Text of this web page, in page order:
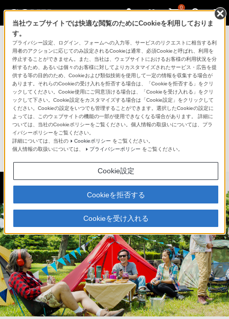
0
月刊大人のソニーについて
当記事は2015年4月～2016年3月にご紹介したものです。商品がすでに生産完
'15 Vol.7
当社ウェブサイトでは快適な閲覧のためにCookieを利用しておりま
す。
プライバシー設定、ログイン、フォームへの入力等、サービスのリクエストに相当する利
用者のアクションに応じてのみ設定されるCookieは通常、必須Cookieと呼ばれ、利用を
停止することができません。また、当社は、ウェブサイトにおけるお客様の利用状況を分
析するため、あるいは個々のお客様に対してよりカスタマイズされたサービス・広告を提
供する等の目的のため、Cookieおよび類似技術を使用して一定の情報を収集する場合が
あります。それらのCookieの受け入れを拒否する場合は、「Cookieを拒否する」をクリ
ックしてください。Cookie使用にご同意頂ける場合は、「Cookieを受け入れる」をクリ
ックして下さい。Cookie設定をカスタマイズする場合は「Cookie設定」をクリックして
ください。Cookieの設定をいつでも管理することができます。選択したCookieの設定に
よっては、このウェブサイトの機能の一部が使用できなくなる場合があります。 詳細に
ついては、当社のCookieポリシーをご覧ください。個人情報の取扱いについては、プラ
イバシーポリシーをご覧ください。
詳細については、当社の
Cookieポリシー をご覧ください。
個人情報の取扱いについては、
プライバシーポリシー をご覧ください。
Cookie設定
Cookieを拒否する
Cookieを受け入れる